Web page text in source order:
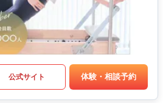
公式サイト 体験・相談予約